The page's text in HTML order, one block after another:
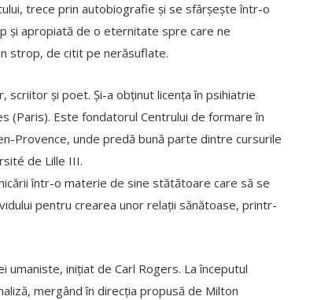
trece prin autobiografie și se sfârșește într-o
și apropiată de o eternitate spre care ne
strop, de citit pe nerăsuflate.
scriitor și poet. Și-a obținut licența în psihiatrie
(Paris). Este fondatorul Centrului de formare în
Provence, unde predă bună parte dintre cursurile
de Lille III.
într-o materie de sine stătătoare care să se
pentru crearea unor relații sănătoase, printr-
umaniste, inițiat de Carl Rogers. La începutul
mergând în direcția propusă de Milton